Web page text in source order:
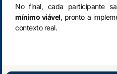
No final, cada participante
mínimo viável, pronto a
contexto real.